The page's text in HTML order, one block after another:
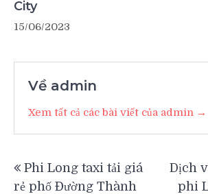
City
15/06/2023
Về admin
Xem tất cả các bài viết của admin →
hướng
Phi Long taxi tải giá
rẻ phố Đường Thành
Dịch
phi